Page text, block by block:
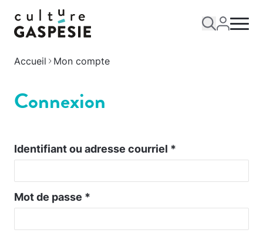
Accueil Mon compte
Connexion
Identifiant ou adresse courriel *
Mot de passe *